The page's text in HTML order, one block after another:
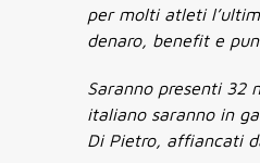
per molti atleti
denaro, benefit e
Saranno presenti 32
italiano saranno in
Di Pietro, affiancati